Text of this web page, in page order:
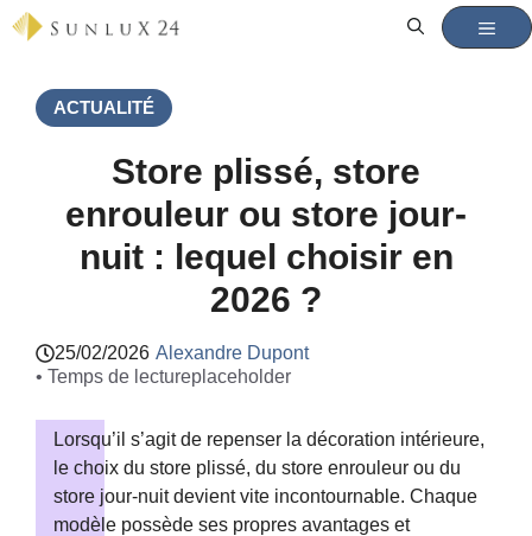
Aller
au
ACTUALITÉ
Store plissé, store
enrouleur ou store jour-
nuit : lequel choisir en
2026 ?
25/02/2026 Alexandre Dupont
• Temps de lectureplaceholder
Lorsqu’il s’agit de repenser la décoration intérieure,
le choix du store plissé, du store enrouleur ou du
store jour-nuit devient vite incontournable. Chaque
modèle possède ses propres avantages et